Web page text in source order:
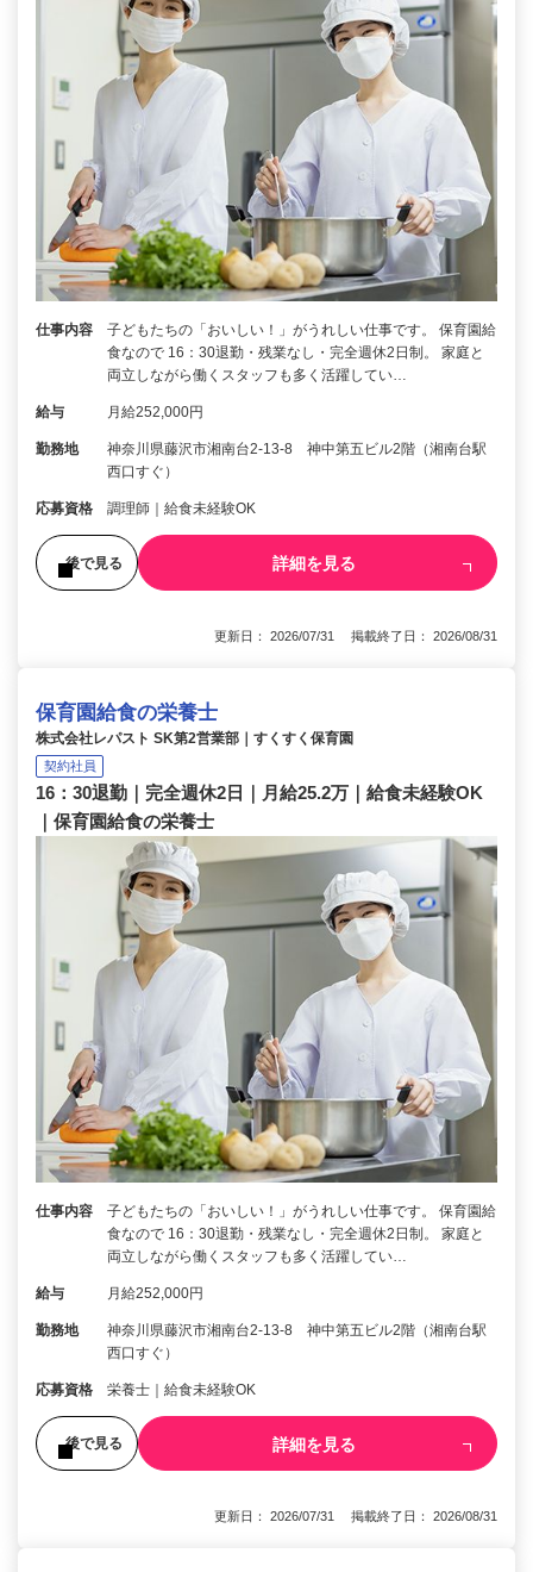
仕事内容
子どもたちの「おいしい！」がうれしい仕事です。 保育園給
食なので 16：30退勤・残業なし・完全週休2日制。 家庭と
両立しながら働くスタッフも多く活躍してい…
給与 月給252,000円
勤務地
神奈川県藤沢市湘南台2-13-8 神中第五ビル2階（湘南台駅
西口すぐ）
応募資格 調理師｜給食未経験OK
後で見る 詳細を見る
更新日： 2026/07/31 掲載終了日： 2026/08/31
保育園給食の栄養士
株式会社レパスト SK第2営業部｜すくすく保育園
契約社員
16：30退勤｜完全週休2日｜月給25.2万｜給食未経験OK
｜保育園給食の栄養士
仕事内容
子どもたちの「おいしい！」がうれしい仕事です。 保育園給
食なので 16：30退勤・残業なし・完全週休2日制。 家庭と
両立しながら働くスタッフも多く活躍してい…
給与 月給252,000円
勤務地
神奈川県藤沢市湘南台2-13-8 神中第五ビル2階（湘南台駅
西口すぐ）
応募資格 栄養士｜給食未経験OK
後で見る 詳細を見る
更新日： 2026/07/31 掲載終了日： 2026/08/31